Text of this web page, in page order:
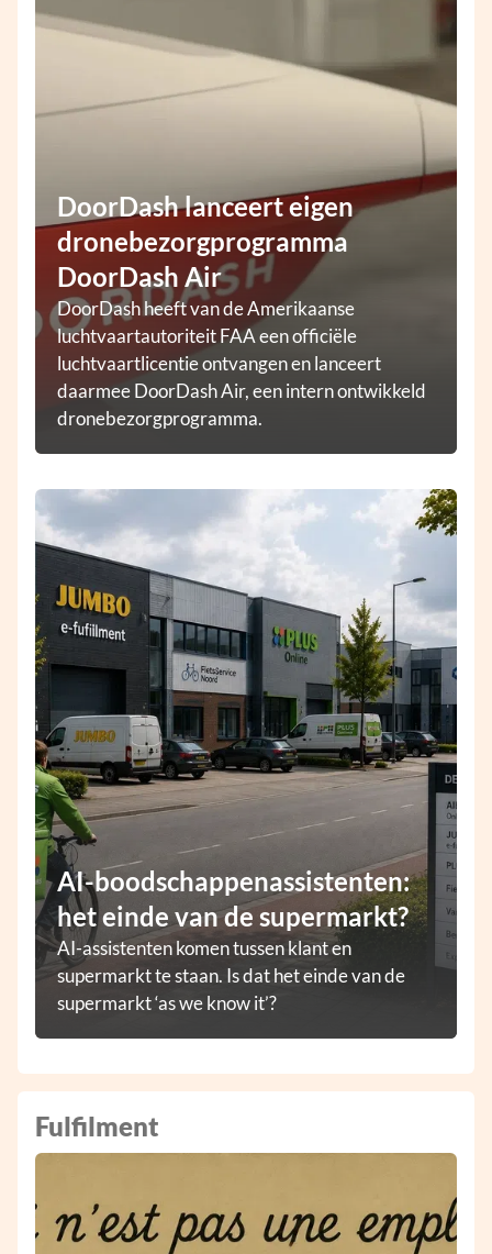
AI-boodschappenassistenten:
het einde van de supermarkt?
AI-assistenten komen tussen klant en
supermarkt te staan. Is dat het einde van de
supermarkt ‘as we know it’?
DoorDash lanceert eigen
dronebezorgprogramma
DoorDash Air
DoorDash heeft van de Amerikaanse
luchtvaartautoriteit FAA een officiële
luchtvaartlicentie ontvangen en lanceert
daarmee DoorDash Air, een intern ontwikkeld
dronebezorgprogramma.
Fulfilment